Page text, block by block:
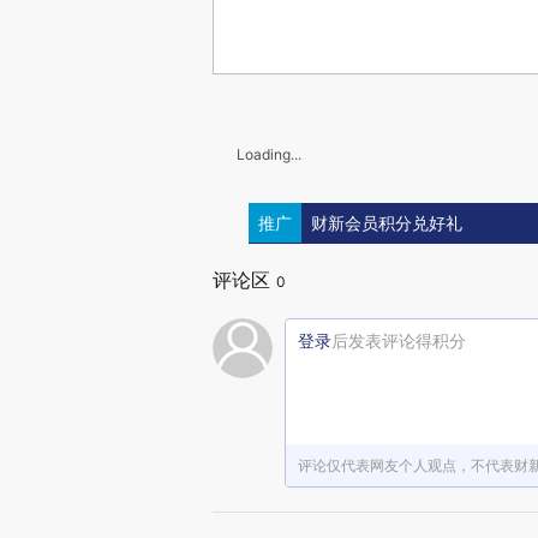
Loading...
推广 财新会员积分兑好礼
评论区 0
登录后发表评论得积分
评论仅代表网友个人观点，不代表财